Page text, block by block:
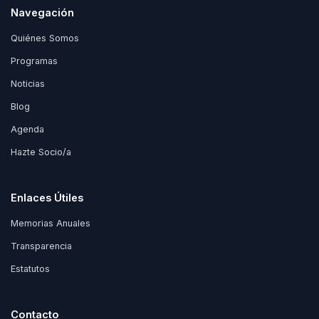
Navegación
Quiénes Somos
Programas
Noticias
Blog
Agenda
Hazte Socio/a
Enlaces Útiles
Memorias Anuales
Transparencia
Estatutos
Contacto